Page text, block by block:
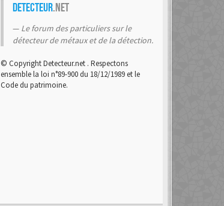
Detecteur.net
Le forum des particuliers sur le
détecteur de métaux et de la détection.
© Copyright Detecteur.net . Respectons
ensemble la loi n°89-900 du 18/12/1989 et le
Code du patrimoine.